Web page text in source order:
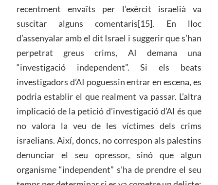
recentment envaïts per l’exèrcit israelià va
suscitar alguns comentaris[15]. En lloc
d’assenyalar amb el dit Israel i suggerir que s’han
perpetrat greus crims, AI demana una
“investigació independent”. Si els beats
investigadors d’AI poguessin entrar en escena, es
podria establir el que realment va passar. L’altra
implicació de la petició d’investigació d’AI és que
no valora la veu de les víctimes dels crims
israelians. Així, doncs, no correspon als palestins
denunciar el seu opressor, sinó que algun
organisme “independent” s’ha de prendre el seu